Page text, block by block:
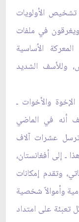
تشخيص الأولويات
في ملفات
الأساسية
وللأسف الشديد
الإخوة والأخوات ـ
أنه في الماضي
عشرات آلاف
ـ إلى أفغانستان،
وتقدم إمكانات
وأموالاً شخصية
تعبئة على امتداد